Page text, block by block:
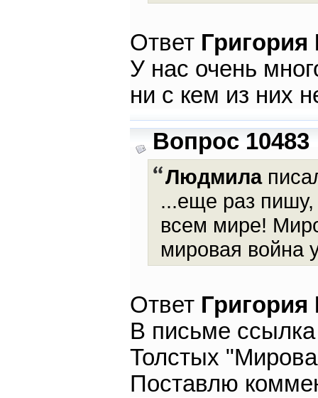
Ответ
У нас очень
ни с кем из них
Вопрос 10483
Людмила
...еще раз
всем мире!
мировая война
Ответ
В письме
Толстых
Поставлю